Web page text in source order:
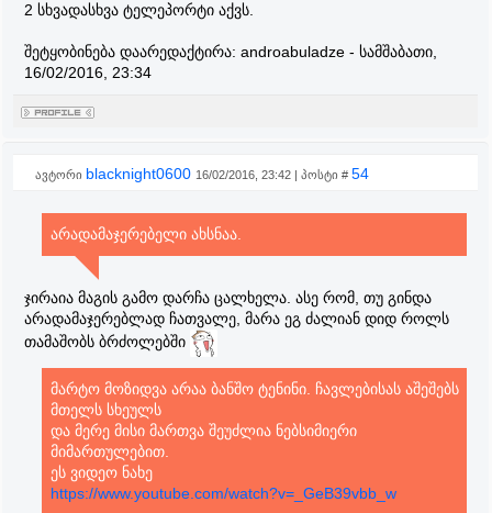
2 სხვადასხვა ტელეპორტი აქვს.
შეტყობინება დაარედაქტირა: androabuladze - სამშაბათი,
16/02/2016, 23:34
ავტორი blacknight0600 16/02/2016, 23:42 | პოსტი # 54
არადამაჯერებელი ახსნაა.
ჯირაია მაგის გამო დარჩა ცალხელა. ასე რომ, თუ გინდა
არადამაჯერებლად ჩათვალე, მარა ეგ ძალიან დიდ როლს
თამაშობს ბრძოლებში
მარტო მოზიდვა არაა ბანშო ტენინი. ჩავლებისას აშეშებს
მთელს სხეულს
და მერე მისი მართვა შეუძლია ნებსიმიერი
მიმართულებით.
ეს ვიდეო ნახე
https://www.youtube.com/watch?v=_GeB39vbb_w